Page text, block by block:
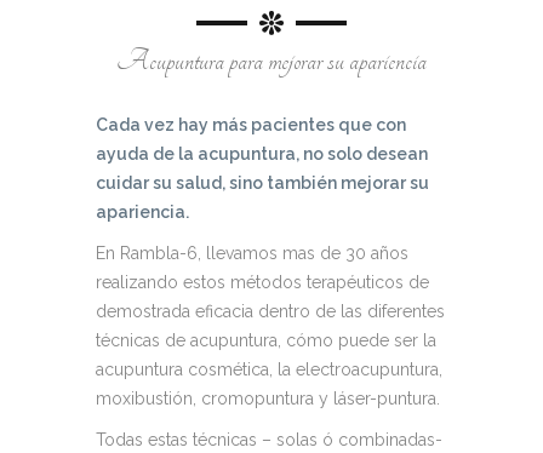
Acupuntura para mejorar su apariencia
Cada vez hay más pacientes que con
ayuda de la acupuntura, no solo desean
cuidar su salud, sino también mejorar su
apariencia.
En Rambla-6, llevamos mas de 30 años
realizando estos métodos terapéuticos de
demostrada eficacia dentro de las diferentes
técnicas de acupuntura, cómo puede ser la
acupuntura cosmética, la electroacupuntura,
moxibustión, cromopuntura y láser-puntura.
Todas estas técnicas – solas ó combinadas-